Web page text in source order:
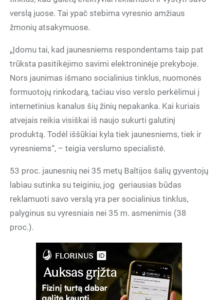
verslą juose. Tai ypač stebima vyresnio amžiaus
žmonių atsakymuose.
„Įdomu tai, kad jaunesniems respondentams taip pat
trūksta pasitikėjimo savimi elektroninėje prekyboje.
Nors jaunimas išmano socialinius tinklus, nuomonės
formuotojų rinkodarą, tačiau viso verslo perkėlimui į
internetinius kanalus šių žinių nepakanka. Kai kuriais
atvejais reikia visiškai iš naujo sukurti galutinį
produktą. Todėl iššūkiai kyla tiek jaunesniems, tiek ir
vyresniems“, – teigia verslumo specialistė.
53 proc. jaunesnių nei 35 metų Baltijos šalių gyventojų
labiau sutinka su teiginiu, jog geriausias būdas
reklamuoti savo verslą yra per socialinius tinklus,
palyginus su vyresniais nei 35 m. asmenimis (38
proc.).